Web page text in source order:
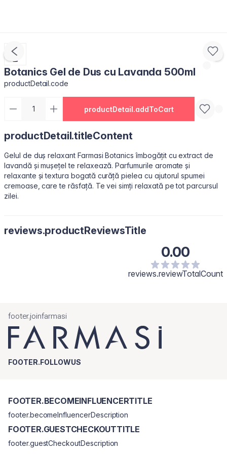
Botanics Gel de Dus cu Lavanda 500ml
productDetail.code
productDetail.addToCart
productDetail.titleContent
Gelul de duș relaxant Farmasi Botanics îmbogățit cu extract de
lavandă și mușețel te relaxează. Parfumurile aromate și
relaxante și textura bogată curăță pielea cu ajutorul spumei
cremoase, care te răsfață. Te vei simți relaxată pe tot parcursul
zilei.
reviews.productReviewsTitle
0.00
reviews.reviewTotalCount
footer.joinfarmasi
FOOTER.FOLLOWUS
FOOTER.BECOMEINFLUENCERTITLE
footer.becomeInfluencerDescription
FOOTER.GUESTCHECKOUTTITLE
footer.guestCheckoutDescription